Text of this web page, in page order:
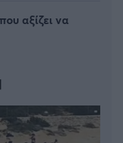
αξίζει να